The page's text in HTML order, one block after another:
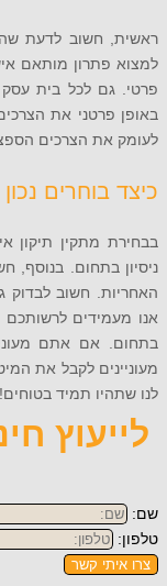
חשוב לדעת שההיצע
מותאם אישית.
לכל בית עסק צרכים
את הצרכים
הצרכים הספציפיים
נכון
מתקין תיקון
בתחום. בנוסף, חשוב
חשוב לבדוק גם את
לרשותכם
אם אתם מעוניינים
תמיד בטוחים!
קשר